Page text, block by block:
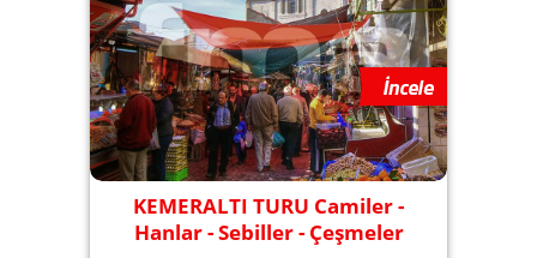
KEMERALTI TURU Camiler -
Hanlar - Sebiller - Çeşmeler